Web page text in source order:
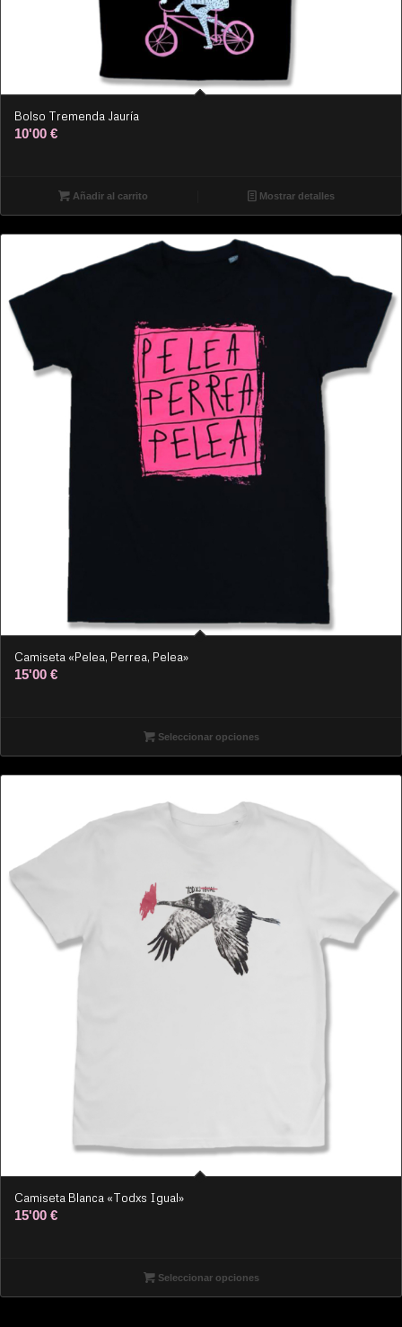
Bolso Tremenda Jauría
10'00 €
Añadir al carrito Mostrar detalles
Camiseta «Pelea, Perrea, Pelea»
15'00 €
Seleccionar opciones
Camiseta Blanca «Todxs Igual»
15'00 €
Seleccionar opciones